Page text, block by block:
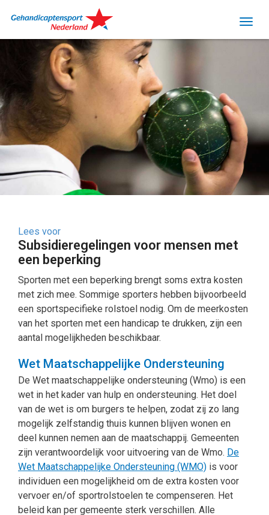
Lees voor
Subsidieregelingen voor mensen met
een beperking
Sporten met een beperking brengt soms extra kosten
met zich mee. Sommige sporters hebben bijvoorbeeld
een sportspecifieke rolstoel nodig. Om de meerkosten
van het sporten met een handicap te drukken, zijn een
aantal mogelijkheden beschikbaar.
Wet Maatschappelijke Ondersteuning
De Wet maatschappelijke ondersteuning (Wmo) is een
wet in het kader van hulp en ondersteuning. Het doel
van de wet is om burgers te helpen, zodat zij zo lang
mogelijk zelfstandig thuis kunnen blijven wonen en
deel kunnen nemen aan de maatschappij. Gemeenten
zijn verantwoordelijk voor uitvoering van de Wmo. De
Wet Maatschappelijke Ondersteuning (WMO) is voor
individuen een mogelijkheid om de extra kosten voor
vervoer en/of sportrolstoelen te compenseren. Het
beleid kan per gemeente sterk verschillen. Alle